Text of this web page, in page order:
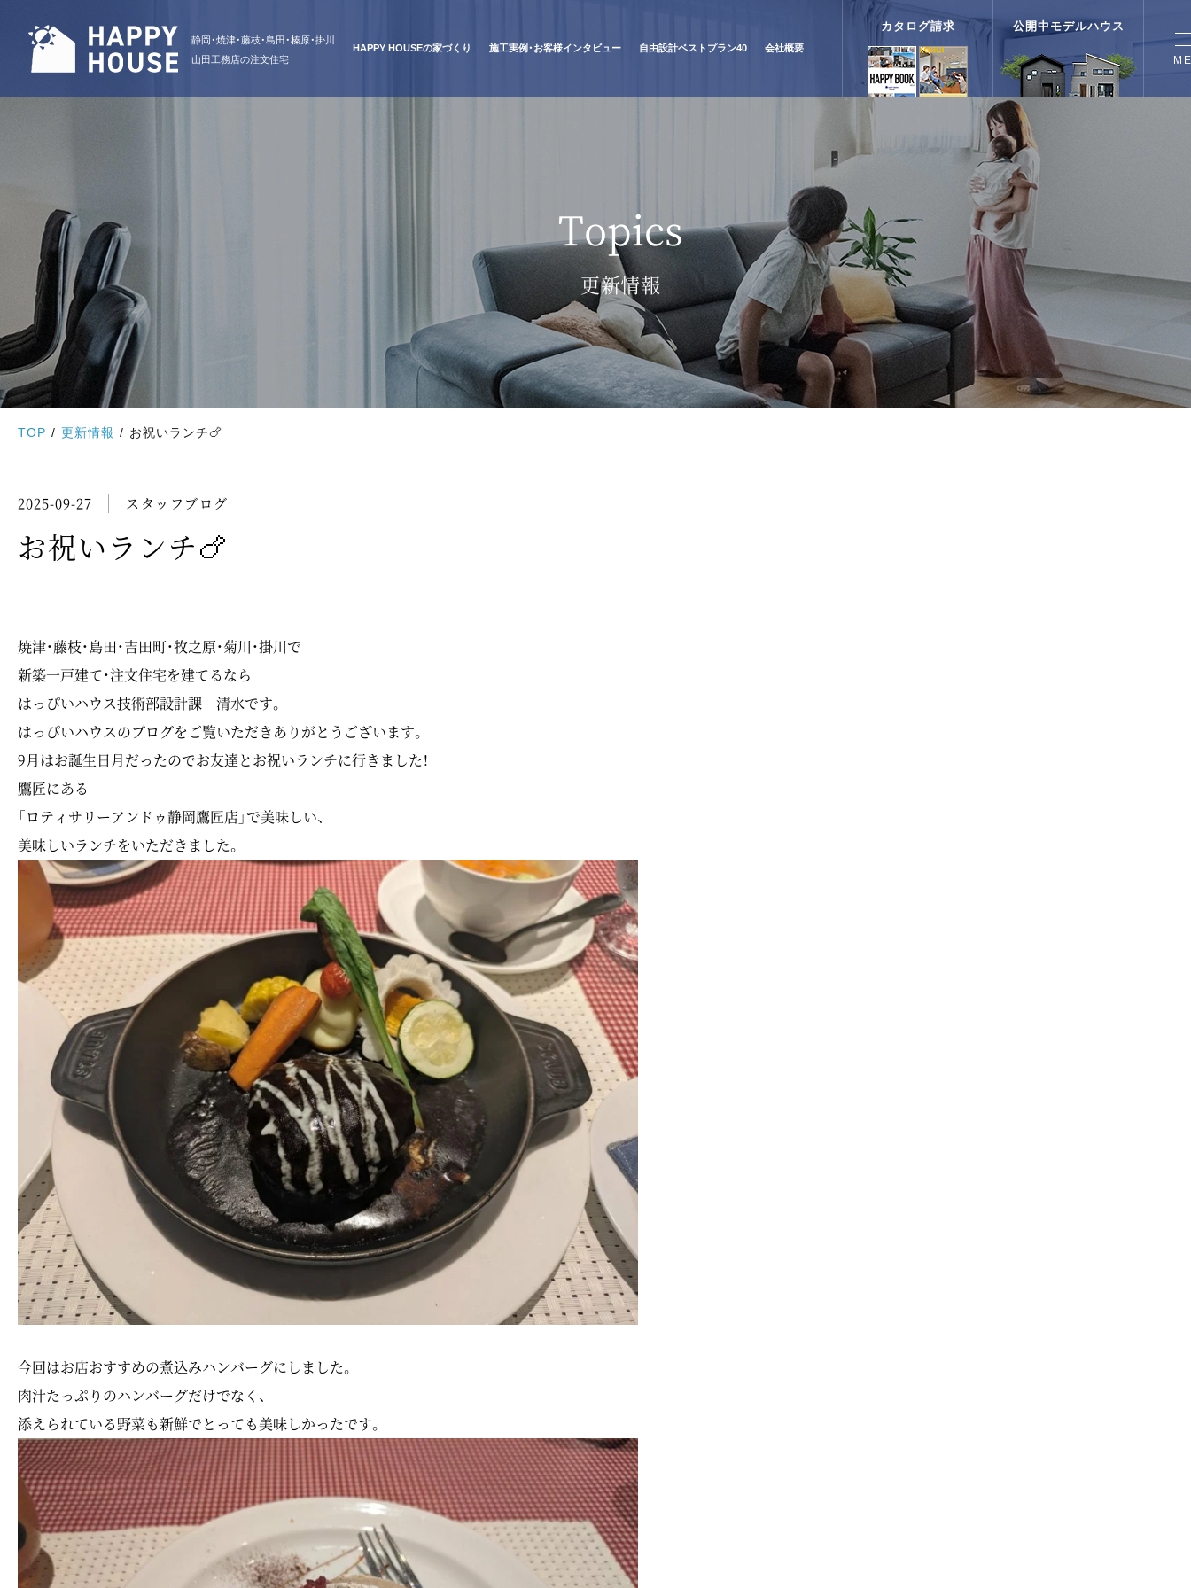
静岡・焼津・藤枝・島田・榛原・掛川
山田工務店の注文住宅
HAPPY HOUSEの家づくり 施工実例・お客様インタビュー 自由設計ベストプラン40 会社概要
カタログ請求 公開中モデルハウス
Topics
更新情報
TOP 更新情報 お祝いランチ🍗
2025-09-27 スタッフブログ
お祝いランチ🍗
焼津・藤枝・島田・吉田町・牧之原・菊川・掛川で
新築一戸建て・注文住宅を建てるなら
はっぴいハウス技術部設計課 清水です。
はっぴいハウスのブログをご覧いただきありがとうございます。
9月はお誕生日月だったのでお友達とお祝いランチに行きました！
鷹匠にある
「ロティサリーアンドゥ静岡鷹匠店」で美味しい、
美味しいランチをいただきました。
今回はお店おすすめの煮込みハンバーグにしました。
肉汁たっぷりのハンバーグだけでなく、
添えられている野菜も新鮮でとっても美味しかったです。